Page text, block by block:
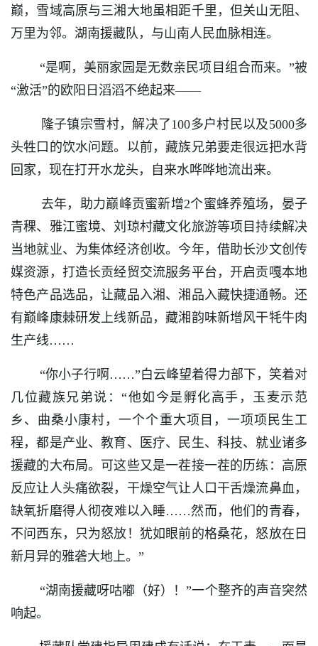
巅，雪域高原与三湘大地虽相距千里，但关山无阻、
万里为邻。湖南援藏队，与山南人民血脉相连。
“是啊，美丽家园是无数亲民项目组合而来。”被
“激活”的欧阳日滔滔不绝起来——
隆子镇宗雪村，解决了100多户村民以及5000多
头牲口的饮水问题。以前，藏族兄弟要走很远把水背
回家，现在打开水龙头，自来水哗哗地流出来。
去年，助力巅峰贡蜜新增2个蜜蜂养殖场，晏子
青稞、雅江蜜境、刘琼村藏文化旅游等项目持续解决
当地就业、为集体经济创收。今年，借助长沙文创传
媒资源，打造长贡经贸交流服务平台，开启贡嘎本地
特色产品选品，让藏品入湘、湘品入藏快捷通畅。还
有巅峰康棘研发上线新品，藏湘韵味新增风干牦牛肉
生产线……
“你小子行啊……”白云峰望着得力部下，笑着对
几位藏族兄弟说：“他如今是孵化高手，玉麦示范
乡、曲桑小康村，一个个重大项目，一项项民生工
程，都是产业、教育、医疗、民生、科技、就业诸多
援藏的大布局。可这些又是一茬接一茬的历练：高原
反应让人头痛欲裂，干燥空气让人口干舌燥流鼻血，
缺氧折磨得人彻夜难以入睡……然而，他们的青春，
不问西东，只为怒放！犹如眼前的格桑花，怒放在日
新月异的雅砻大地上。”
“湖南援藏呀咕嘟（好）！”一个整齐的声音突然
响起。